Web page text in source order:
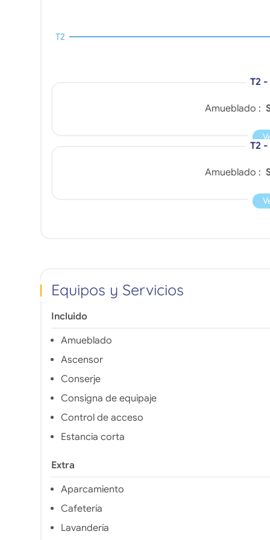
T2
T2
Amueblado :
T2
Amueblado :
Equipos y Servicios
Incluido
Amueblado
Ascensor
Conserje
Consigna de equipaje
Control de acceso
Estancia corta
Extra
Aparcamiento
Cafetería
Lavandería